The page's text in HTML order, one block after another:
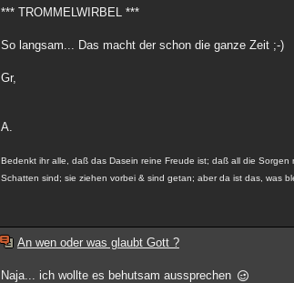
*** TROMMELWIRBEL ***
So langsam... Das macht der schon die ganze Zeit ;-)
Gr,
A.
Bedenkt ihr alle, daß das Dasein reine Freude ist; daß all die Sorgen
Schatten sind; sie ziehen vorbei & sind getan; aber da ist das, was
An wen oder was glaubt Gott ?
Naja... ich wollte es behutsam aussprechen